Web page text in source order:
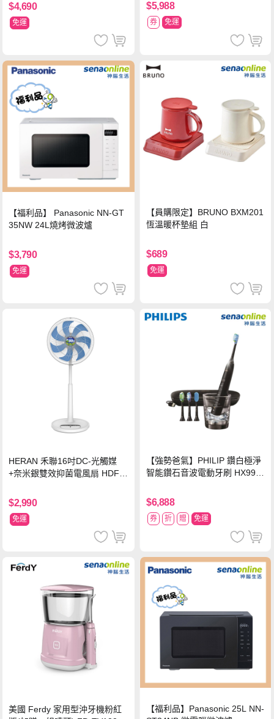
$4,690
免運
$5,988
券 免運
【福利品】 Panasonic NN-GT
35NW 24L燒烤微波爐
$3,790
免運
【員購限定】BRUNO BXM201
恆溫暖杯墊組 白
$689
免運
HERAN 禾聯16吋DC-光觸媒
+奈米銀雙效抑菌電風扇 HDF-1
$2,990
免運
【強勢爸氣】PHILIP 鑽白極淨
智能鑽石音波電動牙刷 HX992
$6,888
券 折 贈 免運
美國 Ferdy 家用型沖牙機粉紅
【福利品】Panasonic 25L NN-